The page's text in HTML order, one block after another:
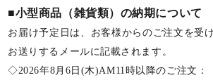
■小型商品（雑貨類）の納期について
お届け予定日は、お客様からのご注文を受
お送りするメールに記載されます。
◇2026年8月6日(木)AM11時以降のご注文：